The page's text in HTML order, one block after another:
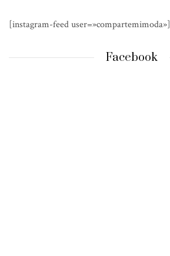
[instagram-feed user=»compartemimoda»]
Facebook